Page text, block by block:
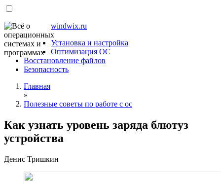
windwix.ru
Установка и настройка
Оптимизация ОС
Восстановление файлов
Безопасность
Главная
»
Полезные советы по работе с ос
Как узнать уровень заряда блютуз
устройства
Денис Тришкин